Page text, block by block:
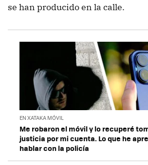
se han producido en la calle.
EN XATAKA MÓVIL
Me robaron el móvil y lo recuperé
justicia por mi cuenta. Lo que he
hablar con la policía